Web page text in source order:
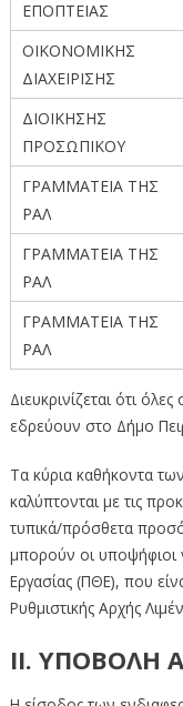
ΕΠΟΠΤΕΙΑΣ
ΟΙΚΟΝΟΜΙΚΗΣ
ΔΙΑΧΕΙΡΙΣΗΣ
ΔΙΟΙΚΗΣΗΣ
ΠΡΟΣΩΠΙΚΟΥ
ΓΡΑΜΜΑΤΕΙΑ ΤΗΣ
ΡΑΛ
ΓΡΑΜΜΑΤΕΙΑ ΤΗΣ
ΡΑΛ
ΓΡΑΜΜΑΤΕΙΑ ΤΗΣ
ΡΑΛ
Διευκρινίζεται ότι
εδρεύουν στο Δήμο
Τα κύρια καθήκοντα
καλύπτονται με τις
τυπικά/πρόσθετα
μπορούν οι υποψήφιοι
Εργασίας (ΠΘΕ), που
Ρυθμιστικής Αρχής
ΙΙ. ΥΠΟΒΟΛΗ